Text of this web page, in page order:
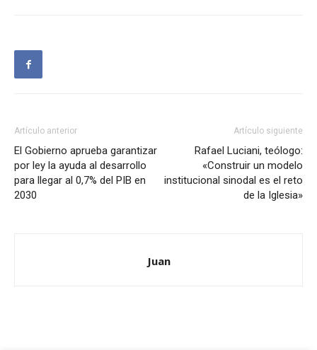
Artículo anterior
El Gobierno aprueba garantizar
por ley la ayuda al desarrollo
para llegar al 0,7% del PIB en
2030
Artículo siguiente
Rafael Luciani, teólogo:
«Construir un modelo
institucional sinodal es el reto
de la Iglesia»
Juan